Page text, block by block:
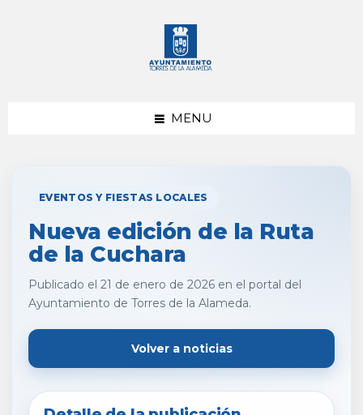
MENU
EVENTOS Y FIESTAS LOCALES
Nueva edición de la Ruta
de la Cuchara
Publicado el 21 de enero de 2026 en el portal del
Ayuntamiento de Torres de la Alameda.
Volver a noticias